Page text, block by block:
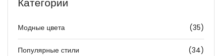
Модные цвета (35)
Популярные стили (34)